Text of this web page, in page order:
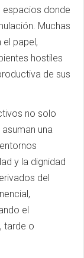
espacios donde
Muchas
papel,
hostiles
de sus
no solo
una
y la dignidad
del
el
tarde o